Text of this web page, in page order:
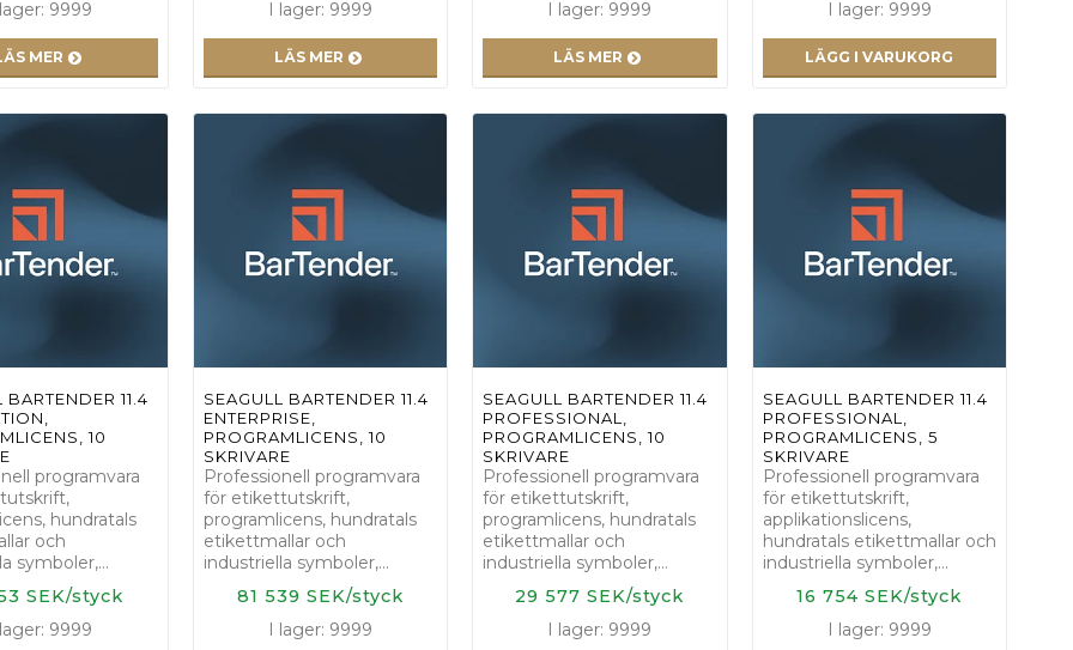
9999
MER
I lager: 9999
LÄS MER
I lager: 9999
LÄS MER
I lager: 9999
LÄGG I VARUKORG
BARTENDER 11.4
10
programvara
hundratals
och
symboler,…
SEK/styck
9999
SEAGULL BARTENDER 11.4
ENTERPRISE,
PROGRAMLICENS, 10
SKRIVARE
Professionell programvara
för etikettutskrift,
programlicens, hundratals
etikettmallar och
industriella symboler,…
81 539 SEK/styck
I lager: 9999
SEAGULL BARTENDER 11.4
PROFESSIONAL,
PROGRAMLICENS, 10
SKRIVARE
Professionell programvara
för etikettutskrift,
programlicens, hundratals
etikettmallar och
industriella symboler,…
29 577 SEK/styck
I lager: 9999
SEAGULL BARTENDER 11.4
PROFESSIONAL,
PROGRAMLICENS, 5
SKRIVARE
Professionell programvara
för etikettutskrift,
applikationslicens,
hundratals etikettmallar och
industriella symboler,…
16 754 SEK/styck
I lager: 9999